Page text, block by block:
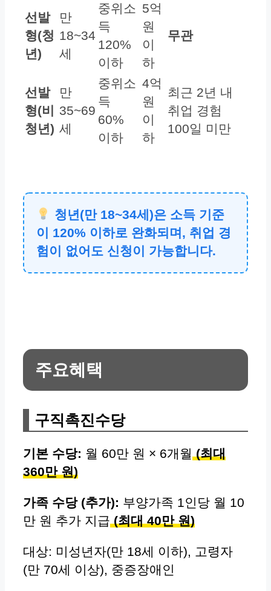
선발
형(청
년)
만
18~34
세
중위소
득
120%
이하
5억
원
이
하
무관
선발
형(비
청년)
만
35~69
세
중위소
득
60%
이하
4억
원
이
하
최근 2년 내
취업 경험
100일 미만
청년(만 18~34세)은 소득 기준
이 120% 이하로 완화되며, 취업 경
험이 없어도 신청이 가능합니다.
주요혜택
구직촉진수당
기본 수당: 월 60만 원 × 6개월(최대
360만 원)
가족 수당 (추가): 부양가족 1인당 월 10
만 원 추가 지급(최대 40만 원)
대상: 미성년자(만 18세 이하), 고령자
(만 70세 이상), 중증장애인